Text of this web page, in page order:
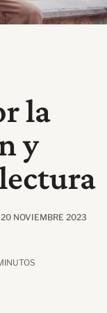
la
y
NOVIEMBRE 2023